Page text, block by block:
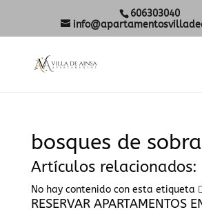
606303040
bosques de
Artículos relacionados:
No hay contenido con esta etiqueta
RESERVAR APARTAMENTOS